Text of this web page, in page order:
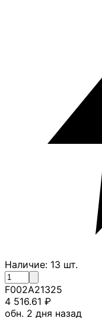
Наличие: 13 шт.
F002A21325
4 516.61 ₽
обн. 2 дня назад